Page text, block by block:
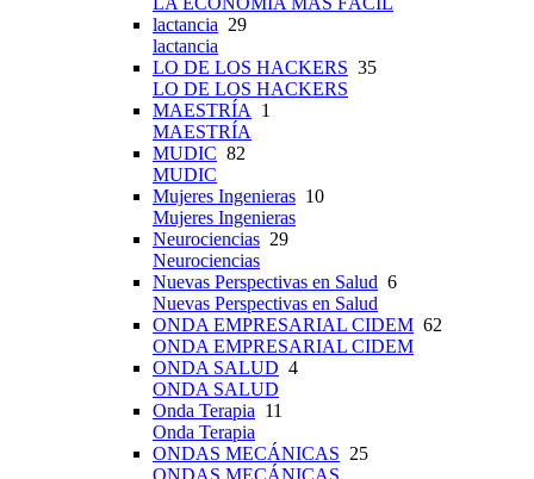
lactancia 29
lactancia
LO DE LOS HACKERS 35
LO DE LOS HACKERS
MAESTRÍA
1
MAESTRÍA
MUDIC 82
MUDIC
Mujeres Ingenieras 10
Mujeres Ingenieras
Neurociencias 29
Neurociencias
Nuevas Perspectivas en Salud 6
Nuevas Perspectivas en Salud
ONDA EMPRESARIAL CIDEM 62
ONDA EMPRESARIAL CIDEM
ONDA SALUD 4
ONDA SALUD
Onda Terapia 11
Onda Terapia
ONDAS MECÁNICAS 25